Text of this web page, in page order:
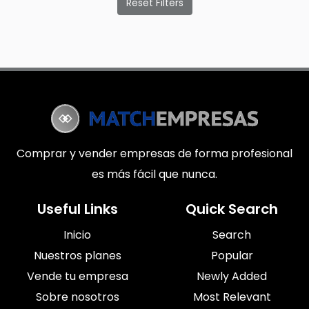
Reset Filters
Comprar y vender empresas de forma profesional
es más fácil que nunca.
Useful Links
Inicio
Nuestros planes
Vende tu empresa
Sobre nosotros
Quick Search
Search
Popular
Newly Added
Most Relevant